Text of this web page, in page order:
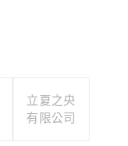
立夏之央
有限公司